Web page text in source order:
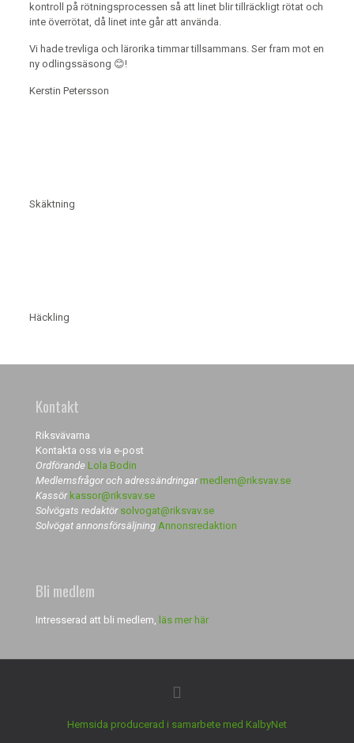
kontroll på rötningsprocessen så att linet blir tillräckligt rötat och
inte överrötat, då linet inte går att använda.
Vi hade trevliga och lärorika timmar tillsammans. Ser fram mot en
ny odlingssäsong 😊!
Kerstin Petersson
Skäktning
Häckling
Kontakt
Riksvävarna
Kontakta oss via e-post
Ordförande Lola Bodin
Medlemsfrågor och adressändringarmedlem@riksvav.se
Kassör kassor@riksvav.se
Solvögats redaktör solvogat@riksvav.se
Solvögat annonsförsäljning Annonsredaktion
Bli medlem
Intresserad att bli medlem, läs mer här
Hemsida producerad i samarbete med KalbyNet